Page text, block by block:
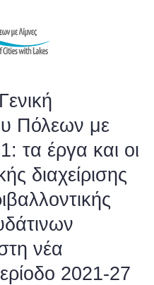
Πόλεων με
τα έργα και οι
διαχείρισης
νέα
2021-27